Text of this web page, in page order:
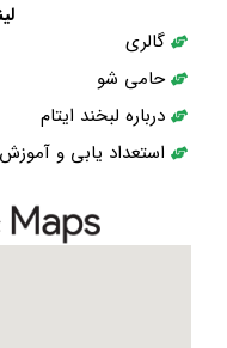
گالری
حامی شو
درباره لبخند ایتام
استعداد یابی و